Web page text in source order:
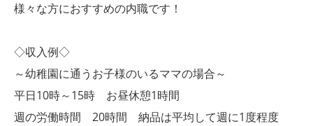
様々な方におすすめの内職です！
◇収入例◇
～幼稚園に通うお子様のいるママの場合～
平日10時～15時 お昼休憩1時間
週の労働時間 20時間 納品は平均して週に1度程度